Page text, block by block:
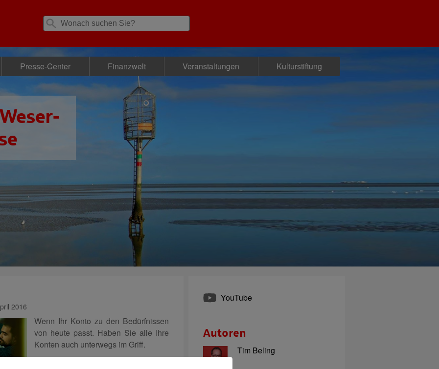
Presse-Center Finanzwelt Veranstaltungen Kulturstiftung
2016
Wenn Ihr Konto zu den Bedürfnissen
von heute passt. Haben Sie alle Ihre
Konten auch unterwegs im Griff.
YouTube
Autoren
Tim Beling